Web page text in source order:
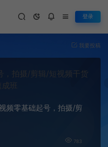
登录
我要投稿
频零基础起号，​拍摄/剪
783